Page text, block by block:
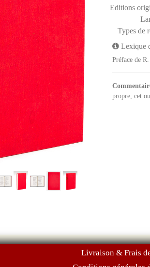
Editions
Types de
Lexique
Préface de
propre, cet
Livraison & Frais